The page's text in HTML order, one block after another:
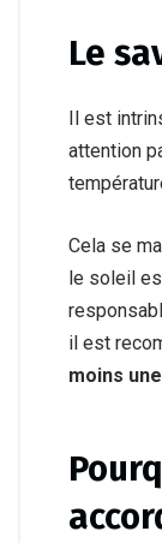
Le
Il est
attention
Cela se
le soleil
il est
moins